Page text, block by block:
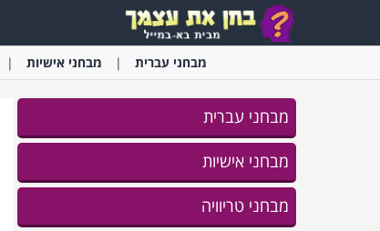
מבחני עברית מבחני אישיות
מבחני עברית
מבחני אישיות
מבחני טריוויה